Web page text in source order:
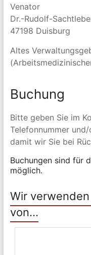
Venator
Dr.-Rudolf-
47198 Duisburg
Altes
Buchung
Bitte geben Sie im
Telefonnummer
damit wir Sie bei
Buchungen sind für
möglich.
Wir
von…